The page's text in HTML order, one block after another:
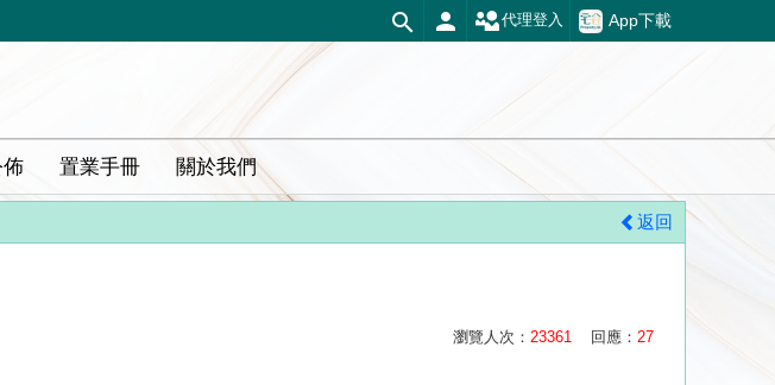
App下載
代理登入
置業手冊 關於我們
返回
瀏覽人次： 23361 回應： 27